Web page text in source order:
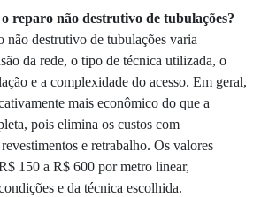
reparo não destrutivo de tubulações?
não destrutivo de tubulações varia
da rede, o tipo de técnica utilizada, o
e a complexidade do acesso. Em geral,
mais econômico do que a
pois elimina os custos com
e retrabalho. Os valores
150 a R$ 600 por metro linear,
e da técnica escolhida.